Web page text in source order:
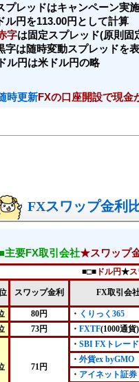
プレッドはキャンペーン実
ル円を113.00円として計算
字は固定スプレッド(原則固
字は随時変動スプレッドを
ル円は米ドル円の略
時更新FXの口座開設で現金
FXスワップ金利
主要FX取引会社★スワップ
■□■ ドル円★
スワップ金利 FX取引会
80円 ・ くりっく365
73円 ・ FXTF(1000通貨)
71円
・ SBI FXトレード
・ 外貨ex byGMO
・ アイネット証券